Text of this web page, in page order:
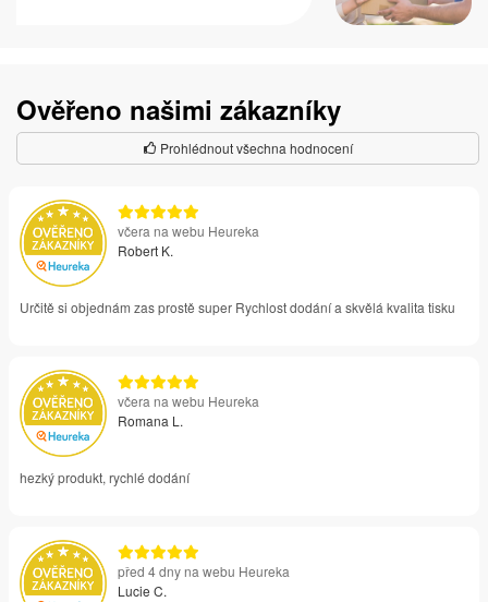
Ověřeno našimi zákazníky
Prohlédnout všechna hodnocení
včera na webu Heureka
Robert K.
Určitě si objednám zas prostě super Rychlost dodání a skvělá kvalita tisku
včera na webu Heureka
Romana L.
hezký produkt, rychlé dodání
před 4 dny na webu Heureka
Lucie C.